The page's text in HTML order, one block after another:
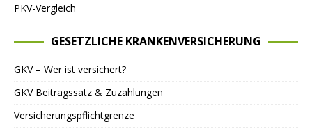
PKV-Vergleich
GESETZLICHE KRANKENVERSICHERUNG
GKV – Wer ist versichert?
GKV Beitragssatz & Zuzahlungen
Versicherungspflichtgrenze